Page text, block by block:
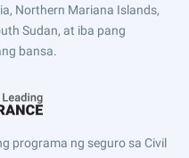
Northern Mariana Islands,
Sudan, at iba pang
bansa.
programa ng seguro sa Civil